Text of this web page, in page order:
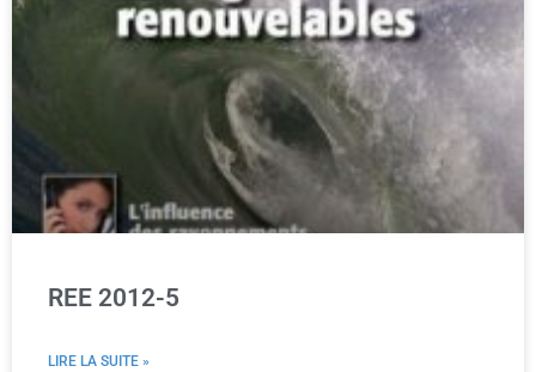
REE 2012-5
LIRE LA SUITE »